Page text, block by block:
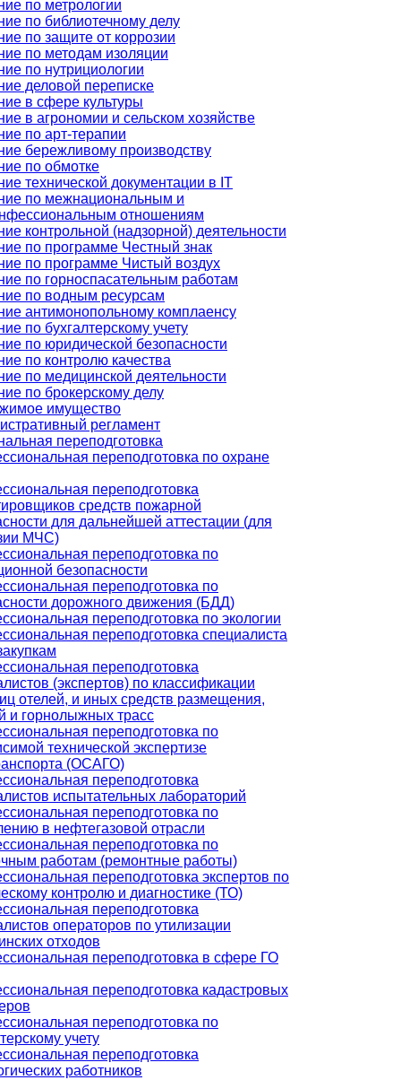
по метрологии
по библиотечному делу
по защите от коррозии
по методам изоляции
по нутрициологии
деловой переписке
в сфере культуры
в агрономии и сельском хозяйстве
по арт-терапии
бережливому производству
по обмотке
технической документации в IT
по межнациональным и
отношениям
контрольной (надзорной) деятельности
по программе Честный знак
по программе Чистый воздух
по горноспасательным работам
по водным ресурсам
антимонопольному комплаенсу
по бухгалтерскому учету
по юридической безопасности
по контролю качества
по медицинской деятельности
по брокерскому делу
имущество
регламент
переподготовка
переподготовка по охране
переподготовка
средств пожарной
для дальнейшей аттестации (для
МЧС)
переподготовка по
безопасности
переподготовка по
дорожного движения (БДД)
переподготовка по экологии
переподготовка специалиста
переподготовка
(экспертов) по классификации
отелей, и иных средств размещения,
и горнолыжных трасс
переподготовка по
технической экспертизе
(ОСАГО)
переподготовка
испытательных лабораторий
переподготовка по
в нефтегазовой отрасли
переподготовка по
работам (ремонтные работы)
переподготовка экспертов по
контролю и диагностике (ТО)
переподготовка
операторов по утилизации
отходов
переподготовка в сфере ГО
переподготовка кадастровых
переподготовка по
учету
переподготовка
работников